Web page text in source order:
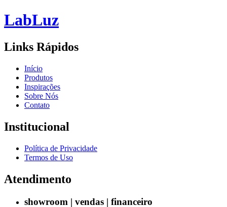
LabLuz
Links Rápidos
Início
Produtos
Inspirações
Sobre Nós
Contato
Institucional
Política de Privacidade
Termos de Uso
Atendimento
showroom | vendas | financeiro